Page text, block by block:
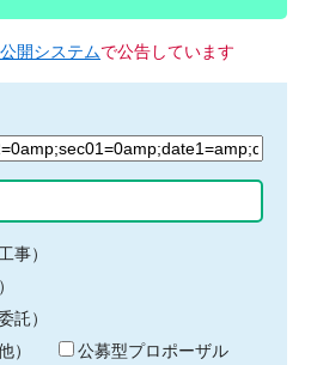
開システムで公告しています
事）
託）
）
公募型プロポーザル